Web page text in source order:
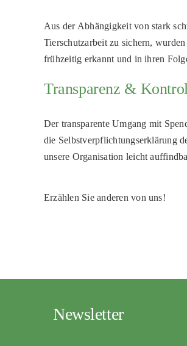
Aus der Abhängigkeit von stark
Tierschutzarbeit zu sichern,
frühzeitig erkannt und in ihren
Transparenz &
Der transparente Umgang mit
die Selbstverpflichtungserklärung
unsere Organisation leicht
Erzählen Sie anderen von uns!
Newsletter